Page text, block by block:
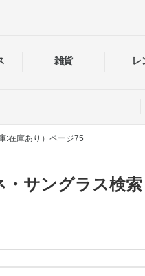
雑貨 レ
:在庫あり）ページ75
サングラス検索